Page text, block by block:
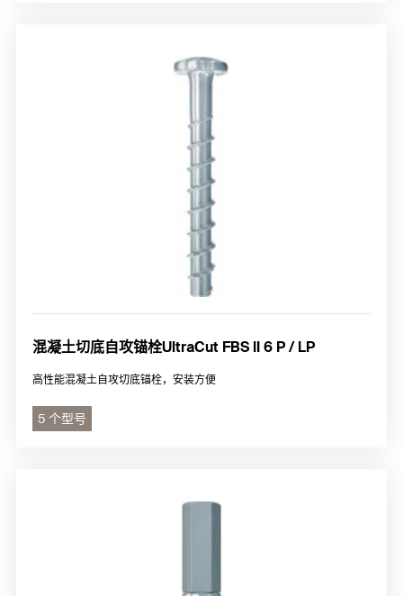
混凝土切底自攻锚栓UltraCut FBS II 6 P / LP
高性能混凝土自攻切底锚栓，安装方便
5 个型号